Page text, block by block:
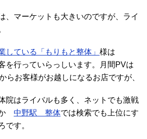
、マーケットも大きいのですが、ライ
している「もりもと整体」 様は
を行っていらっしいます。月間PVは
らお客様がお越しになるお店ですが、
院はライバルも多く、ネットでも激戦
中野駅 整体では検索でも上位にす
です。